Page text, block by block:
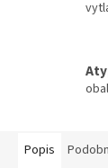
Popis